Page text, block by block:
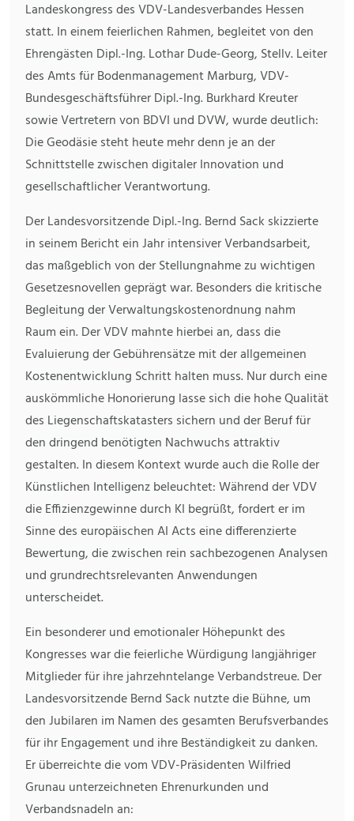
Landeskongress des VDV-Landesverbandes Hessen
statt. In einem feierlichen Rahmen, begleitet von den
Ehrengästen Dipl.-Ing. Lothar Dude-Georg, Stellv. Leiter
des Amts für Bodenmanagement Marburg, VDV-
Bundesgeschäftsführer Dipl.-Ing. Burkhard Kreuter
sowie Vertretern von BDVI und DVW, wurde deutlich:
Die Geodäsie steht heute mehr denn je an der
Schnittstelle zwischen digitaler Innovation und
gesellschaftlicher Verantwortung.
Der Landesvorsitzende Dipl.-Ing. Bernd Sack skizzierte
in seinem Bericht ein Jahr intensiver Verbandsarbeit,
das maßgeblich von der Stellungnahme zu wichtigen
Gesetzesnovellen geprägt war. Besonders die kritische
Begleitung der Verwaltungskostenordnung nahm
Raum ein. Der VDV mahnte hierbei an, dass die
Evaluierung der Gebührensätze mit der allgemeinen
Kostenentwicklung Schritt halten muss. Nur durch eine
auskömmliche Honorierung lasse sich die hohe Qualität
des Liegenschaftskatasters sichern und der Beruf für
den dringend benötigten Nachwuchs attraktiv
gestalten. In diesem Kontext wurde auch die Rolle der
Künstlichen Intelligenz beleuchtet: Während der VDV
die Effizienzgewinne durch KI begrüßt, fordert er im
Sinne des europäischen AI Acts eine differenzierte
Bewertung, die zwischen rein sachbezogenen Analysen
und grundrechtsrelevanten Anwendungen
unterscheidet.
Ein besonderer und emotionaler Höhepunkt des
Kongresses war die feierliche Würdigung langjähriger
Mitglieder für ihre jahrzehntelange Verbandstreue. Der
Landesvorsitzende Bernd Sack nutzte die Bühne, um
den Jubilaren im Namen des gesamten Berufsverbandes
für ihr Engagement und ihre Beständigkeit zu danken.
Er überreichte die vom VDV-Präsidenten Wilfried
Grunau unterzeichneten Ehrenurkunden und
Verbandsnadeln an: